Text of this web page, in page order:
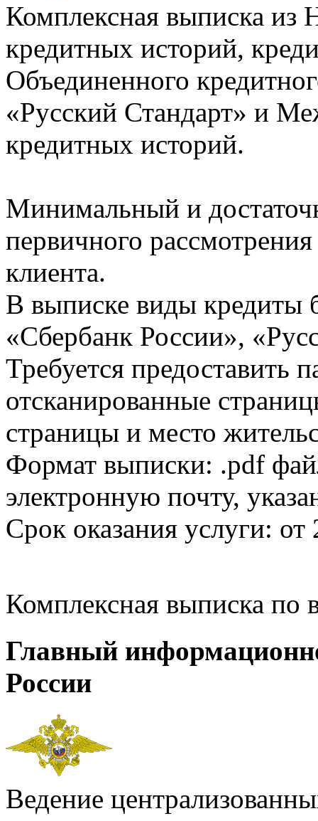
Комплексная выписка из
кредитных историй,
Объединенного
«Русский Стандарт» и
кредитных историй.
Минимальный и
первичного
клиента.
В выписке виды кредиты
«Сбербанк России»,
Требуется предоставить
отсканированные
страницы и место
Формат выписки: .pdf
электронную почту,
Срок оказания услуги: от
Комплексная выписка
Главный
России
Ведение